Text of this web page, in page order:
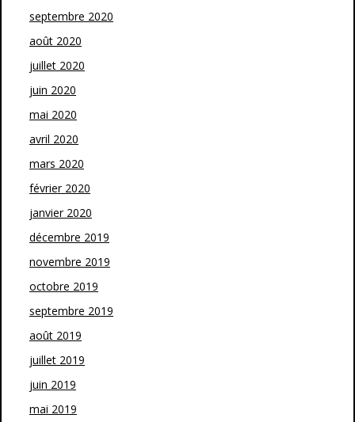
septembre 2020
août 2020
juillet 2020
juin 2020
mai 2020
avril 2020
mars 2020
février 2020
janvier 2020
décembre 2019
novembre 2019
octobre 2019
septembre 2019
août 2019
juillet 2019
juin 2019
mai 2019